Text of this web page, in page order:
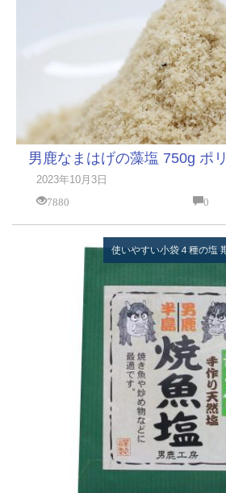
男鹿なまはげの藻塩 750g ポ
2023年10月3日
7880
0
使いやすい小袋４種の塩